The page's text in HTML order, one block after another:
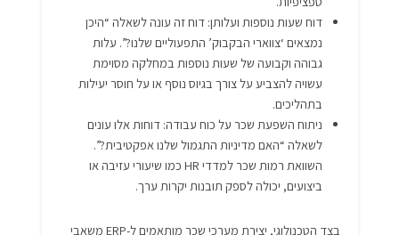
דוח שעות נוספות ועלותן: דוח זה עונה לשאלה “היכן
נמצאים ‘צווארי הבקבוק’ התפעוליים שלנו?”. עלות
גבוהה וקבועה של שעות נוספות במחלקה מסוימת
עשויה להצביע על צורך בגיוס נוסף או על חוסר יעילות
בתהליכים.
ניתוח השפעת שכר על כוח עבודה: דוחות אלו עונים
לשאלה “האם מדיניות התגמול שלנו אפקטיבית?”.
השוואת רמות שכר למדדי HR כמו שיעורי עזיבה או
ביצועים, יכולה לספק תובנות יקרות ערך.
בצד הטכנולוגי, יצירת מערכי שכר מותאמים ל-ERP משאבי